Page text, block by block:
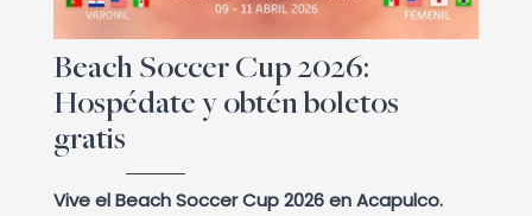
Beach Soccer Cup 2026:
Hospédate y obtén boletos
gratis
Vive el Beach Soccer Cup 2026 en Acapulco.